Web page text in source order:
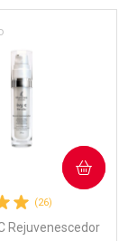
FAVORITOS
(26)
Rejuvenescedor
COMPRAR